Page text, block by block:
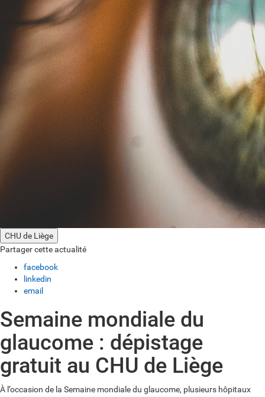
CHU de Liège
Partager cette actualité
facebook
linkedin
email
Semaine mondiale du
glaucome : dépistage
gratuit au CHU de Liège
À l’occasion de la Semaine mondiale du glaucome, plusieurs hôpitaux